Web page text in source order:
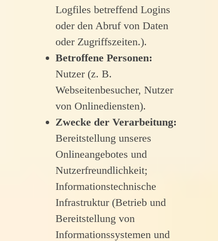
Logfiles betreffend Logins
oder den Abruf von Daten
oder Zugriffszeiten.).
Betroffene Personen:
Nutzer (z. B.
Webseitenbesucher, Nutzer
von Onlinediensten).
Zwecke der Verarbeitung:
Bereitstellung unseres
Onlineangebotes und
Nutzerfreundlichkeit;
Informationstechnische
Infrastruktur (Betrieb und
Bereitstellung von
Informationssystemen und